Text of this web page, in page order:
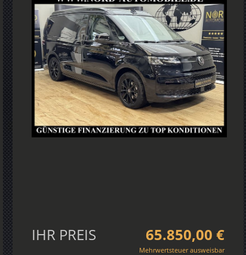
IHR PREIS 65.850,00 €
Mehrwertsteuer ausweisbar